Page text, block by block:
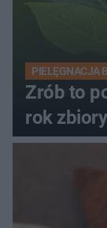
PIELĘGNACJA
Zrób to
rok